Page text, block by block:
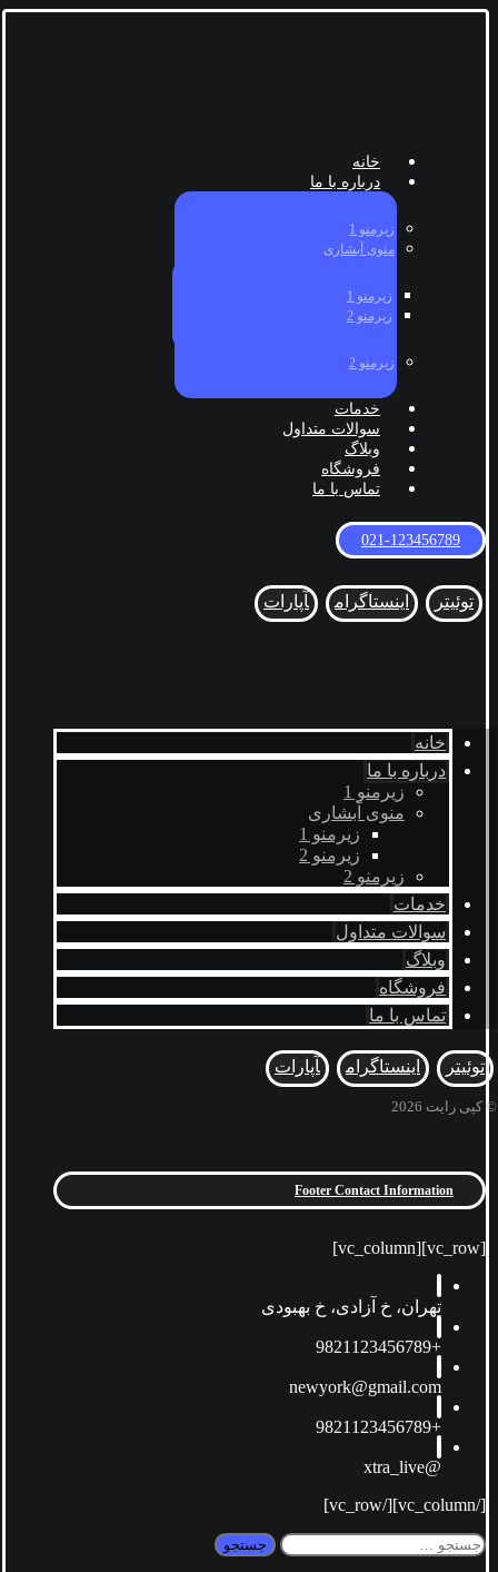
خانه
درباره با ما
زیرمنو 1
منوی آبشاری
زیرمنو 1
زیرمنو 2
زیرمنو 2
خدمات
سوالات متداول
وبلاگ
فروشگاه
تماس با ما
021-123456789
توئیتر اینستاگرام آپارات
خانه
درباره با ما
زیرمنو 1
منوی آبشاری
زیرمنو 1
زیرمنو 2
زیرمنو 2
خدمات
سوالات متداول
وبلاگ
فروشگاه
تماس با ما
توئیتر اینستاگرام آپارات
© کپی رایت 2026
Footer Contact Information
[vc_row][vc_column]
تهران، خ آزادی، خ بهبودی
+9821123456789
newyork@gmail.com
+9821123456789
@xtra_live
[/vc_column][/vc_row]
جستجو